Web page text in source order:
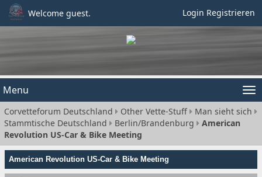
Welcome guest. Login Registrieren
Menu
Corvetteforum Deutschland Other Vette-Stuff
Man sieht sich
Stammtische Deutschland
Berlin/Brandenburg
American
Revolution US-Car & Bike Meeting
American Revolution US-Car & Bike Meeting